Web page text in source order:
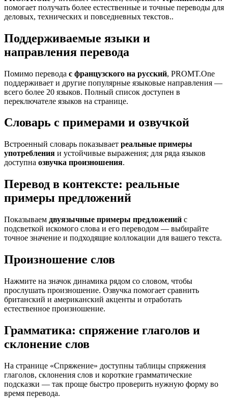
помогает получать более естественные и точные переводы для
деловых, технических и повседневных текстов..
Поддерживаемые языки и
направления перевода
Помимо перевода с французского на русский, PROMT.One
поддерживает и другие популярные языковые направления —
всего более 20 языков. Полный список доступен в
переключателе языков на странице.
Словарь с примерами и озвучкой
Встроенный словарь показывает реальные примеры
употребления и устойчивые выражения; для ряда языков
доступна озвучка произношения.
Перевод в контексте: реальные
примеры предложений
Показываем двуязычные примеры предложений с
подсветкой искомого слова и его переводом — выбирайте
точное значение и подходящие коллокации для вашего текста.
Произношение слов
Нажмите на значок динамика рядом со словом, чтобы
прослушать произношение. Озвучка помогает сравнить
британский и американский акценты и отработать
естественное произношение.
Грамматика: спряжение глаголов и
склонение слов
На странице «Спряжение» доступны таблицы спряжения
глаголов, склонения слов и короткие грамматические
подсказки — так проще быстро проверить нужную форму во
время перевода.